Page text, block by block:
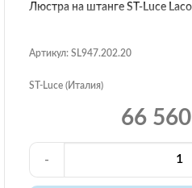
Люстра на штанге ST-Luce
Артикул: SL947.202.20
ST-Luce (Италия)
66
-